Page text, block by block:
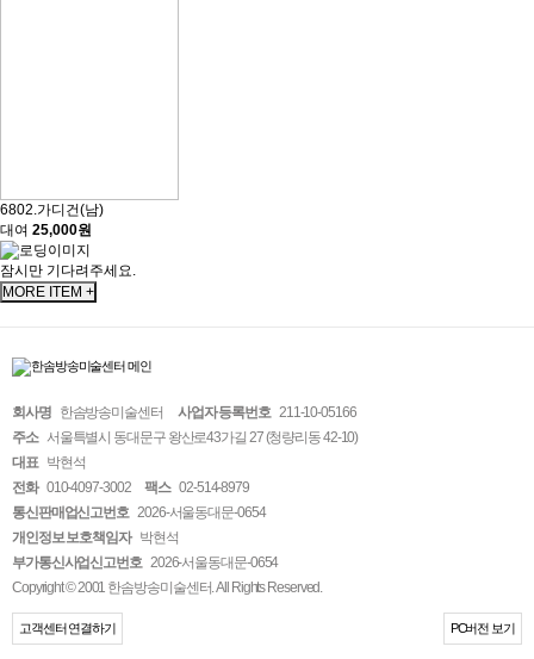
6802.가디건(남)
대여 25,000원
잠시만 기다려주세요.
MORE ITEM +
회사명 한솜방송미술센터 사업자 등록번호 211-10-05166
주소 서울특별시 동대문구 왕산로43가길 27 (청량리동 42-10)
대표 박현석
전화 010-4097-3002 팩스 02-514-8979
통신판매업신고번호 2026-서울동대문-0654
개인정보 보호책임자 박현석
부가통신사업신고번호 2026-서울동대문-0654
Copyright © 2001 한솜방송미술센터. All Rights Reserved.
고객센터 연결하기 PC버전 보기